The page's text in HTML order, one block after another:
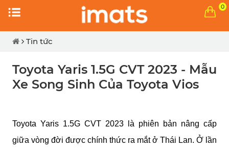
0
Tin tức
Toyota Yaris 1.5G CVT 2023 - Mẫu
Xe Song Sinh Của Toyota Vios
Toyota Yaris 1.5G CVT 2023 là phiên bản nâng cấp
giữa vòng đời được chính thức ra mắt ở Thái Lan. Ở lần